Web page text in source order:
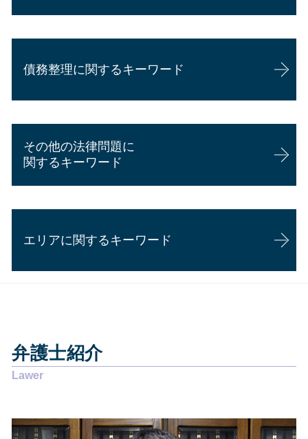
公正証書遺言 費用
相続 土地 評価
相続 不動産 評価
代襲相続 兄弟
相続 農地
相続 手順
交通事故 頭を打った
後遺障害 弁護士意見書
交通事故証明書 後日
交通事故 後遺障害等級
交通事故 過失割合 納得できない
駐車場 事故 過失割合
休業損害 計算
過失割合 弁護士
交通事故 過失割合 8対2
交通事故 脳挫傷 後遺症
企業法務 弁護士 魅力
会社 顧問弁護士 個人相談
内定取り消し 理由
顧問弁護士と弁護士の違い
企業法務
カスハラ 対策 企業
企業法務 年収
顧問弁護士 年収
顧問弁護士 メリット
顧問弁護士 費用 個人
債務整理に関するキーワード
個人再生 失敗 弁護士費用
個人再生 流れ
過払い金 債務整理
任意整理 期間延長
債務整理 弁護士
過払い金返還請求 時効
任意整理とは わかりやすく
過払い金請求 デメリット
自己破産 弁護士 選び方
債務整理 弁護士 費用
自己破産 デメリット
自己破産 流れ 裁判所
その他の法律問題に
関するキーワード
労働問題 相談先
悪徳商法 相談
労働問題 解決策
賃貸借契約 錯誤無効
労働問題 相談 電話
離婚 裁判
離婚 慰謝料 払わない
エリアに関するキーワード
相続 島田市
企業法務 静岡市
相続 静岡市
企業法務 焼津市
弁護士紹介